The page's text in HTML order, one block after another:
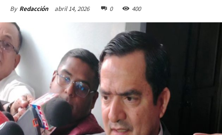
By Redacción abril 14, 2026 0 400